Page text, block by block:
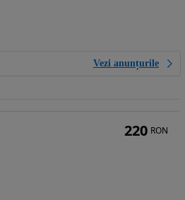
Vezi anunțurile
220 RON